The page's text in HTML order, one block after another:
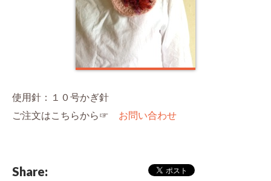
使用針：１０号かぎ針
ご注文はこちらから☞ お問い合わせ
Share: